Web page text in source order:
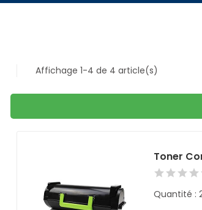
Affichage 1-4 de 4 article(s)
Toner
Quantité :